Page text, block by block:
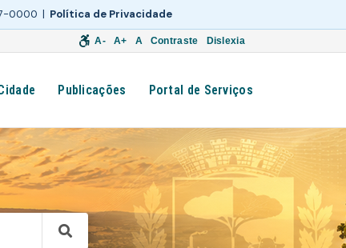
0000 | Política de Privacidade
A- A+ A Contraste Dislexia
Publicações Portal de Serviços